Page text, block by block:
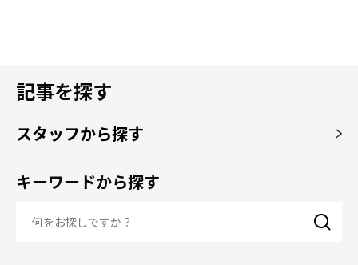
記事を探す
スタッフから探す
キーワードから探す